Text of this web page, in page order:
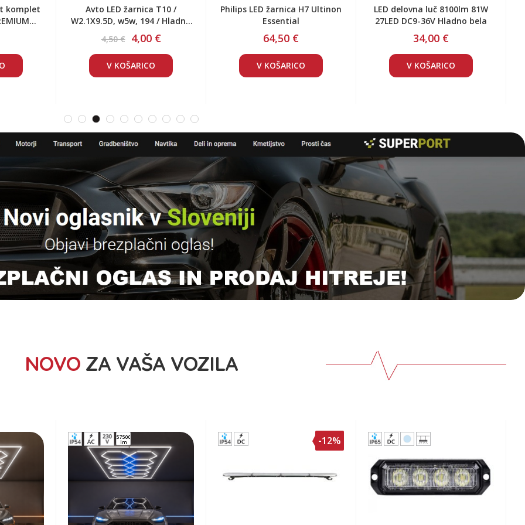
/ 6W
/ 2 kosa
Penilec TOP šampona za
visokotlačni čistilec Lavor,
Parkside, Hitachi
29,00 € 25,00 €
V KOŠARICO
Halogenska žarnica Osram
Classic H7 12V 55W PX26D
3,29 €
V KOŠARICO
LED delovna luč 3900lm 90W
60LED DC12-24V Hladno bela
L-308mm
44,00 € 38,00 €
V KOŠARICO
NOVO ZA VAŠA VOZILA